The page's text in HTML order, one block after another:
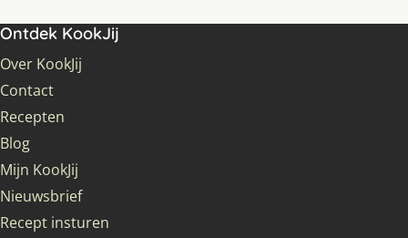
Ontdek KookJij
Over KookJij
Contact
Recepten
Blog
Mijn KookJij
Nieuwsbrief
Recept insturen